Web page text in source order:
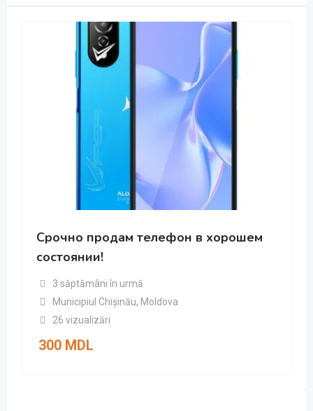
Срочно продам телефон в хорошем
состоянии!
3 săptămâni în urmă
Municipiul Chișinău, Moldova
26 vizualizări
300 MDL